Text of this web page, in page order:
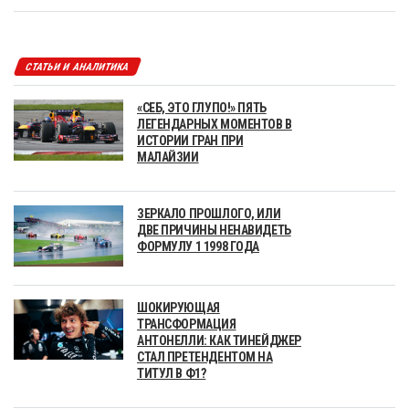
СТАТЬИ И АНАЛИТИКА
«СЕБ, ЭТО ГЛУПО!» ПЯТЬ
ЛЕГЕНДАРНЫХ МОМЕНТОВ В
ИСТОРИИ ГРАН ПРИ
МАЛАЙЗИИ
ЗЕРКАЛО ПРОШЛОГО, ИЛИ
ДВЕ ПРИЧИНЫ НЕНАВИДЕТЬ
ФОРМУЛУ 1 1998 ГОДА
ШОКИРУЮЩАЯ
ТРАНСФОРМАЦИЯ
АНТОНЕЛЛИ: КАК ТИНЕЙДЖЕР
СТАЛ ПРЕТЕНДЕНТОМ НА
ТИТУЛ В Ф1?